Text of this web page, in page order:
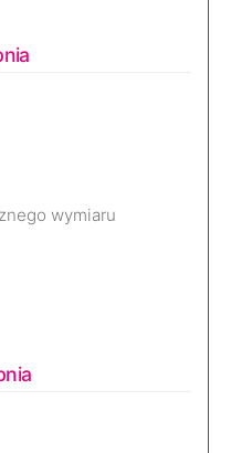
wymiaru